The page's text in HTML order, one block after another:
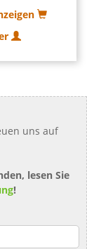
uns auf
lesen Sie
!